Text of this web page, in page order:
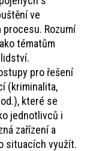
ve
procesu. Rozumí
tématům
pro řešení
(kriminalita,
které se
jednotlivců i
zařízení a
situacích využít.